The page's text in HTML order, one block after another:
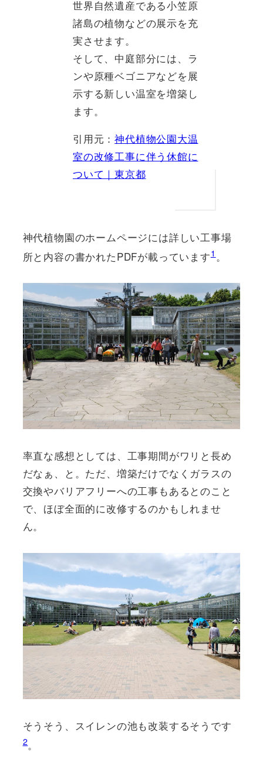
世界自然遺産である小笠原
諸島の植物などの展示を充
実させます。
そして、中庭部分には、ラ
ンや原種ベゴニアなどを展
示する新しい温室を増築し
ます。
引用元：神代植物公園大温
室の改修工事に伴う休館に
ついて｜東京都
神代植物園のホームページには詳しい工事場
所と内容の書かれたPDFが載っています1。
率直な感想としては、工事期間がワリと長め
だなぁ、と。ただ、増築だけでなくガラスの
交換やバリアフリーへの工事もあるとのこと
で、ほぼ全面的に改修するのかもしれませ
ん。
そうそう、スイレンの池も改装するそうです
2。